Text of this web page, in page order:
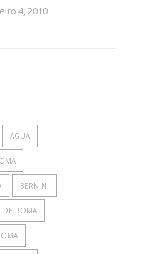
4, 2010
AGUA
BERNINI
DE ROMA